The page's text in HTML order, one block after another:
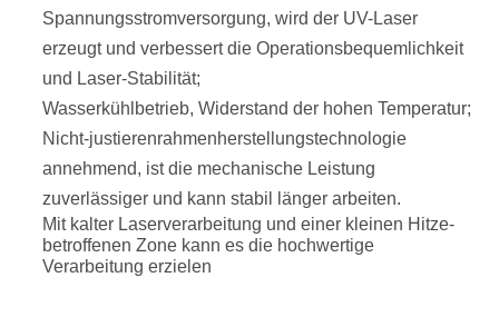
Spannungsstromversorgung, wird der UV-Laser
erzeugt und verbessert die Operationsbequemlichkeit
und Laser-Stabilität;
Wasserkühlbetrieb, Widerstand der hohen Temperatur;
Nicht-justierenrahmenherstellungstechnologie
annehmend, ist die mechanische Leistung
zuverlässiger und kann stabil länger arbeiten.
Mit kalter Laserverarbeitung und einer kleinen Hitze-
betroffenen Zone kann es die hochwertige
Verarbeitung erzielen